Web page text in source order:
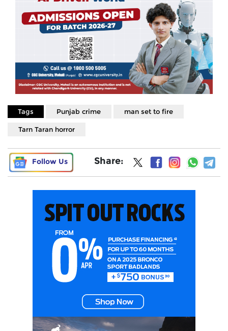
Tags Punjab crime man set to fire
Tarn Taran horror
Follow Us Share: